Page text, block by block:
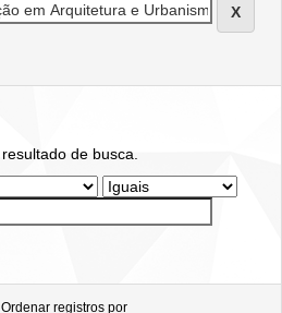
de busca.
Ordenar registros por